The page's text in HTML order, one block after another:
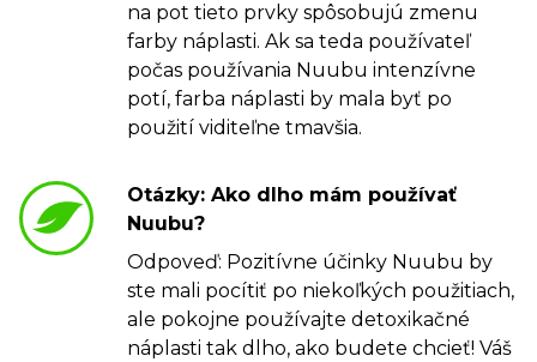
na pot tieto prvky spôsobujú zmenu
farby náplasti. Ak sa teda používateľ
počas používania Nuubu intenzívne
potí, farba náplasti by mala byť po
použití viditeľne tmavšia.
Otázky: Ako dlho mám používať
Nuubu?
Odpoveď: Pozitívne účinky Nuubu by
ste mali pocítiť po niekoľkých použitiach,
ale pokojne používajte detoxikačné
náplasti tak dlho, ako budete chcieť! Váš